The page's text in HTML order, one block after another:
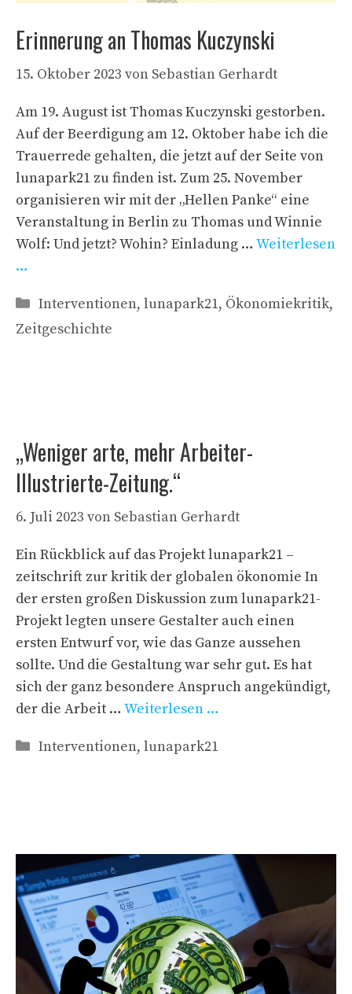
Erinnerung an Thomas Kuczynski
15. Oktober 2023 von Sebastian Gerhardt
Am 19. August ist Thomas Kuczynski gestorben.
Auf der Beerdigung am 12. Oktober habe ich die
Trauerrede gehalten, die jetzt auf der Seite von
lunapark21 zu finden ist. Zum 25. November
organisieren wir mit der „Hellen Panke“ eine
Veranstaltung in Berlin zu Thomas und Winnie
Wolf: Und jetzt? Wohin? Einladung … Weiterlesen
…
Kategorien
Interventionen, lunapark21, Ökonomiekritik,
Zeitgeschichte
„Weniger arte, mehr Arbeiter-
Illustrierte-Zeitung.“
6. Juli 2023 von Sebastian Gerhardt
Ein Rückblick auf das Projekt lunapark21 –
zeitschrift zur kritik der globalen ökonomie In
der ersten großen Diskussion zum lunapark21-
Projekt legten unsere Gestalter auch einen
ersten Entwurf vor, wie das Ganze aussehen
sollte. Und die Gestaltung war sehr gut. Es hat
sich der ganz besondere Anspruch angekündigt,
der die Arbeit … Weiterlesen …
Kategorien
Interventionen, lunapark21